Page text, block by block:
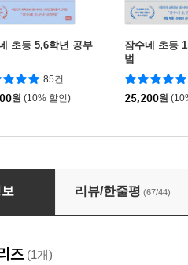
초등 5,6학년 공부
85건
원 (10% 할인)
잠수네 초등
법
25,200원
의 소문난 교육로드맵
리뷰/한줄평 (67/44)
즈 (1개)